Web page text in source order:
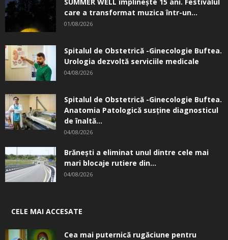
care a transformat muzica într-un...
01/08/2026
Spitalul de Obstetrică -Ginecologie Buftea.
Urologia dezvoltă serviciile medicale
04/08/2026
Spitalul de Obstetrică -Ginecologie Buftea.
Anatomia Patologică susţine diagnosticul
de înaltă...
04/08/2026
Brănești a eliminat unul dintre cele mai
mari blocaje rutiere din...
04/08/2026
CELE MAI ACCESATE
Cea mai puternică rugăciune pentru